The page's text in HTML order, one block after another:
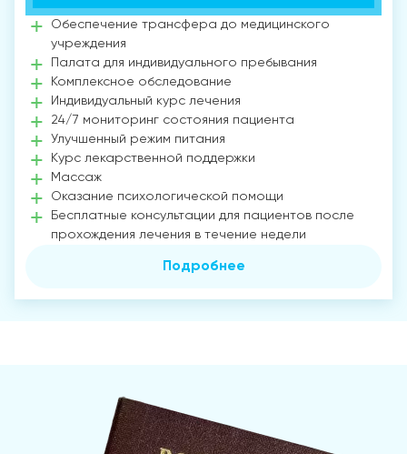
Обеспечение трансфера до медицинского
учреждения
Палата для индивидуального пребывания
Комплексное обследование
Индивидуальный курс лечения
24/7 мониторинг состояния пациента
Улучшенный режим питания
Курс лекарственной поддержки
Массаж
Оказание психологической помощи
Бесплатные консультации для пациентов после
прохождения лечения в течение недели
Подробнее